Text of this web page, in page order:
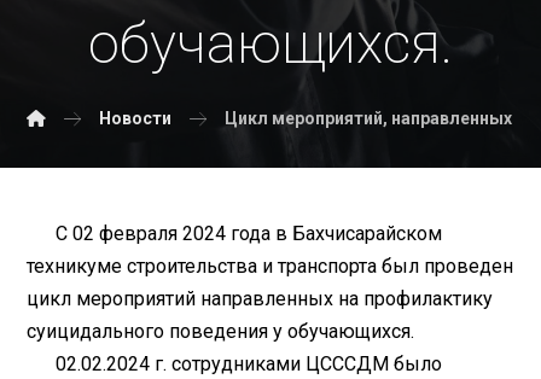
обучающихся.
Новости Цикл мероприятий, направленных
С 02 февраля 2024 года в Бахчисарайском
техникуме строительства и транспорта был проведен
цикл мероприятий направленных на профилактику
суицидального поведения у обучающихся.
02.02.2024 г. сотрудниками ЦСССДМ было